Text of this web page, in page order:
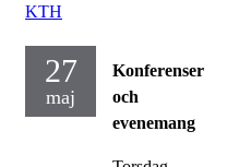
KTH
27
maj
Konferenser
och
evenemang